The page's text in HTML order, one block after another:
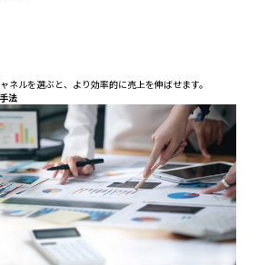
ネルを選ぶと、より効率的に売上を伸ばせます。
法